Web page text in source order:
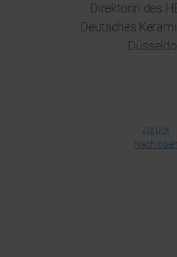
Direktorin des
Deutsches
zurück
Nach oben